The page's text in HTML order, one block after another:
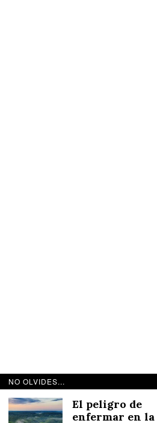
NO OLVIDES...
El peligro de
enfermar en la